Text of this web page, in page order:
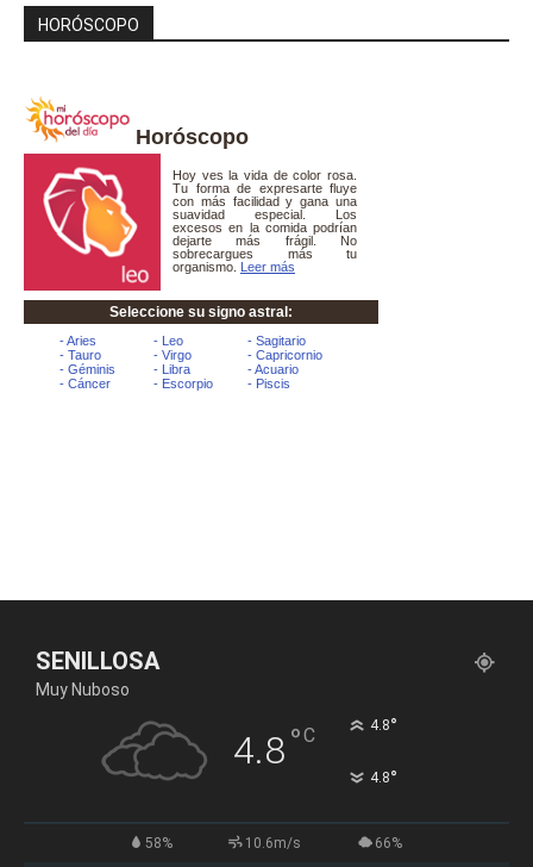
HORÓSCOPO
Horóscopo
SENILLOSA
Muy Nuboso
4.8°C 4.8°
4.8°
58% 10.6m/s 66%